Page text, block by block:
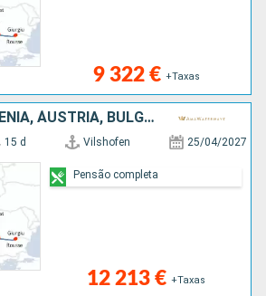
9 322 € +Taxas
ALEMANHA, ROMÊNIA, ÁUSTRIA, BULGÁRIA, SÉRVIA, ESLOVÁQUIA, CROÁCIA
15 d Vilshofen 25/04/2027
12 213 € +Taxas
Pensão completa